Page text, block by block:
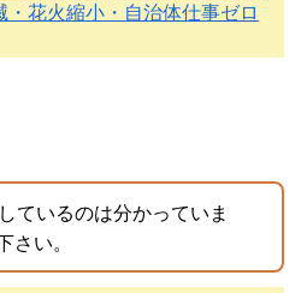
花火縮小・自治体仕事ゼロ
ているのは分かっていま
さい。